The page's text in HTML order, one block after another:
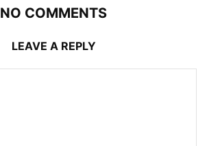
NO COMMENTS
LEAVE A REPLY